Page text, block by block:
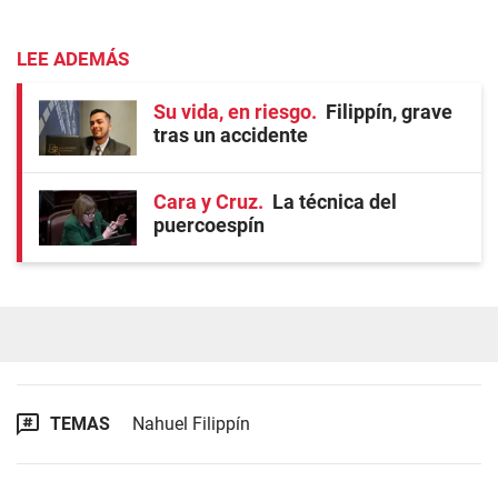
LEE ADEMÁS
Su vida, en riesgo
Filippín, grave
tras un accidente
Cara y Cruz
La técnica del
puercoespín
TEMAS Nahuel Filippín